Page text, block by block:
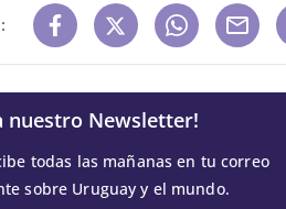
nuestro Newsletter!
todas las mañanas en tu correo
sobre Uruguay y el mundo.